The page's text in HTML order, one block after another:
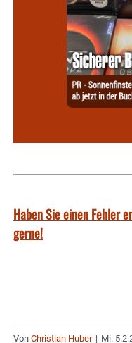
Haben Sie einen Fehler
gerne!
Von Christian Huber | Mi.